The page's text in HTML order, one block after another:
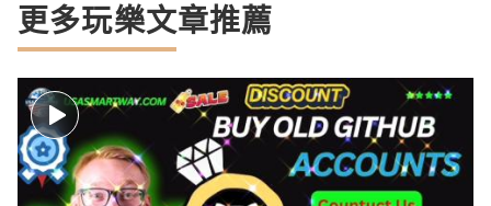
更多玩樂文章推薦